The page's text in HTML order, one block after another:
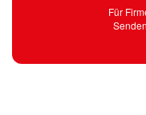
Für